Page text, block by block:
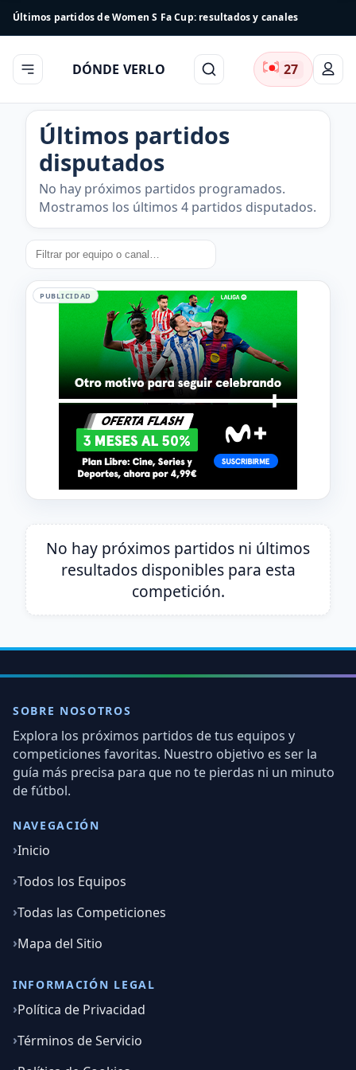
Últimos partidos de Women S Fa Cup: resultados y canales
DÓNDE VERLO 27
Últimos partidos
disputados
No hay próximos partidos programados.
Mostramos los últimos 4 partidos disputados.
PUBLICIDAD
No hay próximos partidos ni últimos
resultados disponibles para esta
competición.
SOBRE NOSOTROS
Explora los próximos partidos de tus equipos y
competiciones favoritas. Nuestro objetivo es ser la
guía más precisa para que no te pierdas ni un minuto
de fútbol.
NAVEGACIÓN
Inicio
Todos los Equipos
Todas las Competiciones
Mapa del Sitio
INFORMACIÓN LEGAL
Política de Privacidad
Términos de Servicio